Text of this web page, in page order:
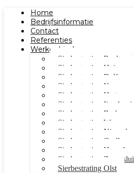
Home
Bedrijfsinformatie
Contact
Referenties
Werkgebied
Sierbestrating Raalte
Sierbestrating Heino
Sierbestrating Dalfsen
Sierbestrating Kampen
Sierbestrating Hattem
Sierbestrating
Sierbestrating Berkum
Sierbestrating Wezep
Sierbestrating
Sierbestrating
Sierbestrating Hasselt
Sierbestrating
Sierbestrating Olst